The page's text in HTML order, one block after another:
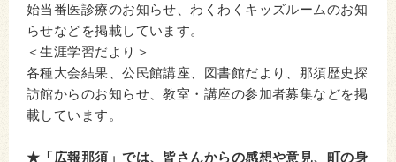
始当番医診療のお知らせ、わくわくキッズルームのお知
らせなどを掲載しています。
＜生涯学習だより＞
各種大会結果、公民館講座、図書館だより、那須歴史探
訪館からのお知らせ、教室・講座の参加者募集などを掲
載しています。
★「広報那須」では、皆さんからの感想や意見、町の身